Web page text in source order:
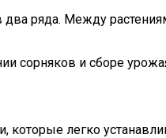
ряда. Между
сорняков и сборе
которые легко